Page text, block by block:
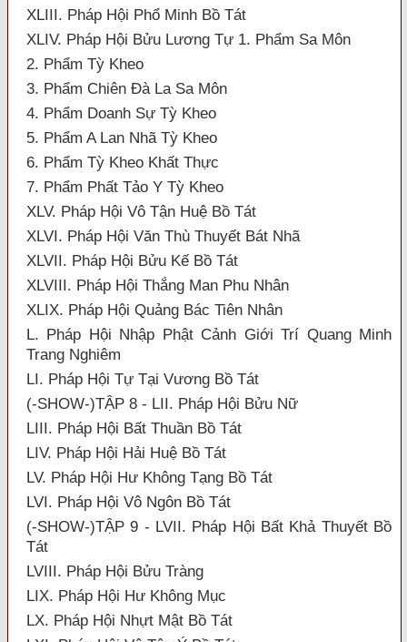
XLIII. Pháp Hội Phổ Minh Bồ Tát
XLIV. Pháp Hội Bửu Lương Tự 1. Phẩm Sa Môn
2. Phẩm Tỳ Kheo
3. Phẩm Chiên Đà La Sa Môn
4. Phẩm Doanh Sự Tỳ Kheo
5. Phẩm A Lan Nhã Tỳ Kheo
6. Phẩm Tỳ Kheo Khất Thực
7. Phẩm Phất Tảo Y Tỳ Kheo
XLV. Pháp Hội Vô Tận Huệ Bồ Tát
XLVI. Pháp Hội Văn Thù Thuyết Bát Nhã
XLVII. Pháp Hội Bửu Kế Bồ Tát
XLVIII. Pháp Hội Thắng Man Phu Nhân
XLIX. Pháp Hội Quảng Bác Tiên Nhân
L. Pháp Hội Nhập Phật Cảnh Giới Trí Quang Minh
Trang Nghiêm
LI. Pháp Hội Tự Tại Vương Bồ Tát
(-SHOW-)TẬP 8 - LII. Pháp Hội Bửu Nữ
LIII. Pháp Hội Bất Thuần Bồ Tát
LIV. Pháp Hội Hải Huệ Bồ Tát
LV. Pháp Hội Hư Không Tạng Bồ Tát
LVI. Pháp Hội Vô Ngôn Bồ Tát
(-SHOW-)TẬP 9 - LVII. Pháp Hội Bất Khả Thuyết Bồ
Tát
LVIII. Pháp Hội Bửu Tràng
LIX. Pháp Hội Hư Không Mục
LX. Pháp Hội Nhựt Mật Bồ Tát